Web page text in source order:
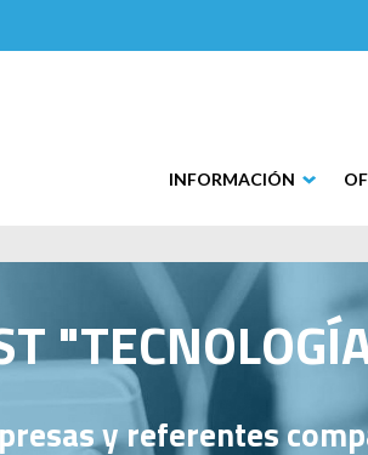
INFORMACIÓN
y referentes